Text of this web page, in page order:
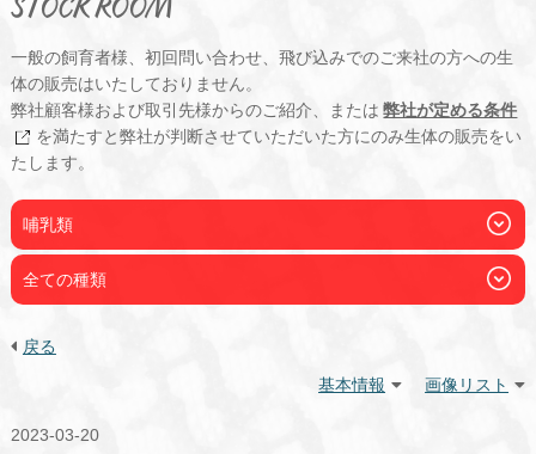
STOCK ROOM
一般の飼育者様、初回問い合わせ、飛び込みでのご来社の方への生
体の販売はいたしておりません。
弊社顧客様および取引先様からのご紹介、または 弊社が定める条件
を満たすと弊社が判断させていただいた方にのみ生体の販売をい
たします。
哺乳類
全ての種類
戻る
基本情報
画像リスト
2023-03-20